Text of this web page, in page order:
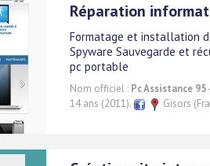
Réparation
Formatage et installation
Spyware Sauvegarde et
pc portable
Nom officiel : Pc Assistance 95
14 ans (2011).
Gisors